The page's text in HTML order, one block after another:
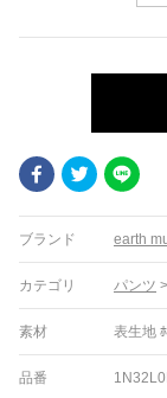
FacebookTwitter
ブランド earth
カテゴリ パンツ >
素材 表生地
品番